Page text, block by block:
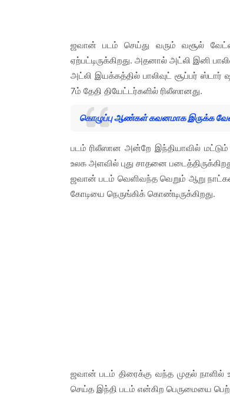
ஜவான் படம் செய்து வரும் வசூல்
ஏற்பட்டிருக்கிறது. அதனால் அட்லி இனி
அட்லி இயக்கத்தில் பாலிவுட் சூப்பர்
7ம் தேதி தியேட்டர்களில் ரிலீஸானது.
கொழுப்பு ஆண்கள் கவனமாக இருக்க
படம் ரிலீஸான அன்றே இந்தியாவில்
உலக அளவில் புது சாதனை
ஜவான் படம் வெளிவந்த வெறும் ஆறு
கோடியை நெருங்கிக் கொண்டிருக்கிறது.
ஜவான் படம் திரைக்கு வந்த முதல்
செய்த இந்தி படம் என்கிற பெருமையை